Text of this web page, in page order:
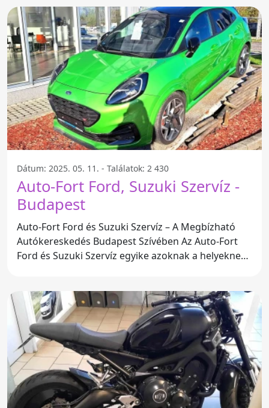
Dátum: 2025. 05. 11. - Találatok: 2 430
Auto-Fort Ford, Suzuki Szervíz -
Budapest
Auto-Fort Ford és Suzuki Szervíz – A Megbízható
Autókereskedés Budapest Szívében Az Auto-Fort
Ford és Suzuki Szervíz egyike azoknak a helyeknek,